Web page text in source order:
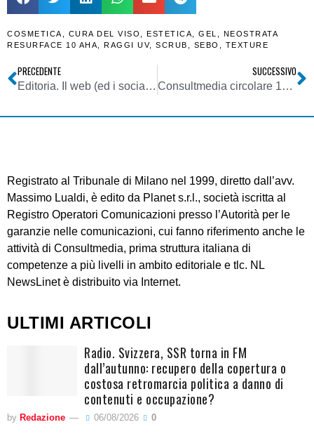
COSMETICA CURA DEL VISO ESTETICA GEL
NEOSTRATA
RESURFACE 10 AHA
RAGGI UV, SCRUB SEBO TEXTURE
PRECEDENTE
Editoria. Il web (ed i social) hanno cambiato il modo di leggere gli articoli, che ora diventano adattativi. Bloomberg monetizza la tendenza
SUCCESSIVO
Consultmedia circolare 17032025 su obbligo assicurativo per le imprese contro i danni catastrofali ed esclusione contributi – scadenza 31032025
Registrato al Tribunale di Milano nel 1999, diretto dall’avv.
Massimo Lualdi, è edito da Planet s.r.l., società iscritta al
Registro Operatori Comunicazioni presso l’Autorità per le
garanzie nelle comunicazioni, cui fanno riferimento anche le
attività di Consultmedia, prima struttura italiana di
competenze a più livelli in ambito editoriale e tlc. NL
NewsLinet è distribuito via Internet.
ULTIMI ARTICOLI
Radio. Svizzera, SSR torna in FM
dall’autunno: recupero della copertura o
costosa retromarcia politica a danno di
contenuti e occupazione?
by Redazione 06/08/2026 0